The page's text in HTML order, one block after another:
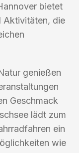
bietet
Aktivitäten, die
genießen
Geschmack
lädt zum
ein
wie